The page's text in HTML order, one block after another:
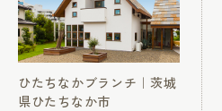
ひたちなかブランチ｜茨城
県ひたちなか市